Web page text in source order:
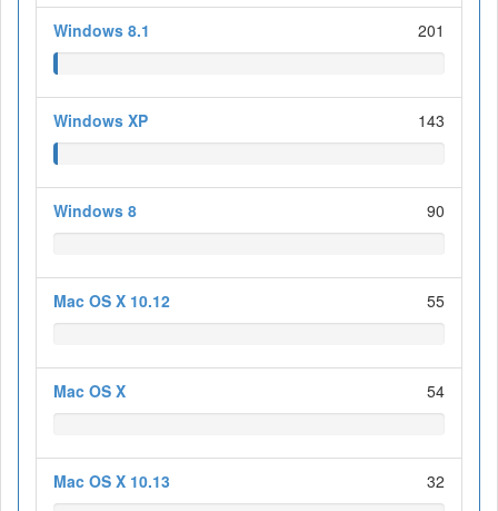
Windows 8.1 201
Windows XP 143
Windows 8 90
Mac OS X 10.12 55
Mac OS X 54
Mac OS X 10.13 32